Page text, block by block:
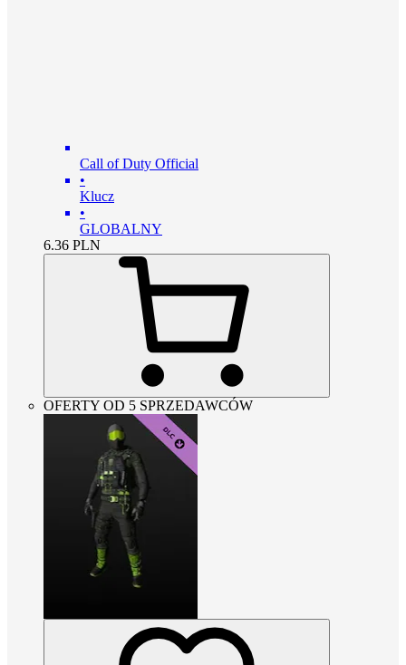
Call of Duty Official
•
Klucz
•
GLOBALNY
6.36 PLN
OFERTY OD 5 SPRZEDAWCÓW